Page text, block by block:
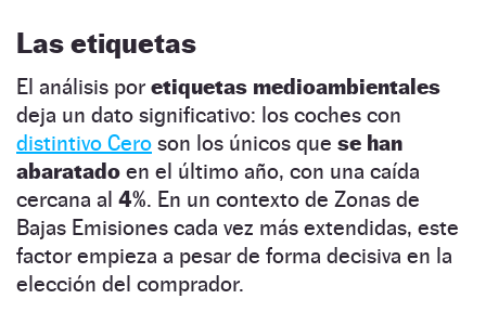
Las etiquetas
El análisis por etiquetas medioambientales
deja un dato significativo: los coches con
distintivo Cero son los únicos que se han
abaratado en el último año, con una caída
cercana al 4%. En un contexto de Zonas de
Bajas Emisiones cada vez más extendidas, este
factor empieza a pesar de forma decisiva en la
elección del comprador.